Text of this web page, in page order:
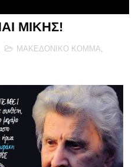
ΜΙΚΗΣ!
ΜΑΚΕΔΟΝΙΚΟ ΚΟΜΜΑ,